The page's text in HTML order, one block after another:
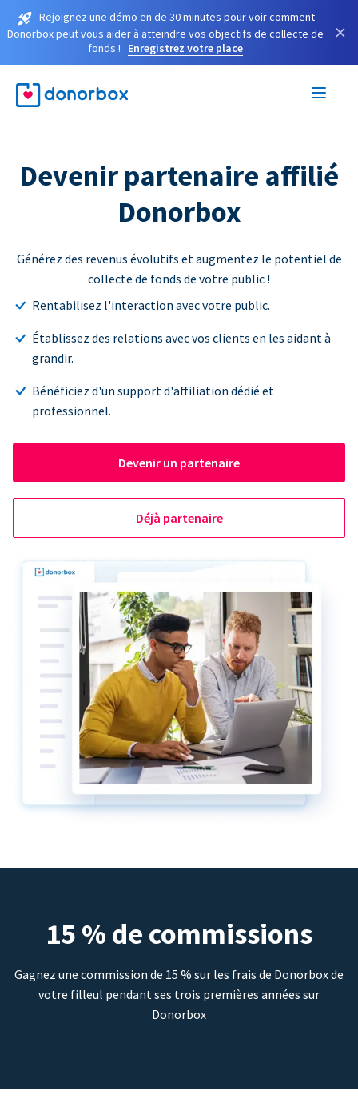
Rejoignez une démo en de 30 minutes pour voir comment
Donorbox peut vous aider à atteindre vos objectifs de collecte de
fonds !
Enregistrez votre place
×
Devenir partenaire affilié
Donorbox
Générez des revenus évolutifs et augmentez le potentiel de
collecte de fonds de votre public !
Rentabilisez l'interaction avec votre public.
Établissez des relations avec vos clients en les aidant à
grandir.
Bénéficiez d'un support d'affiliation dédié et
professionnel.
Devenir un partenaire
Déjà partenaire
15 % de commissions
Gagnez une commission de 15 % sur les frais de Donorbox de
votre filleul pendant ses trois premières années sur
Donorbox